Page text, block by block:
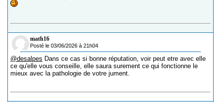
math16
Posté le 03/06/2026 à 21h04
@desalpes Dans ce cas si bonne réputation, voir peut etre avec elle
ce qu'elle vous conseille, elle saura surement ce qui fonctionne le
mieux avec la pathologie de votre jument.